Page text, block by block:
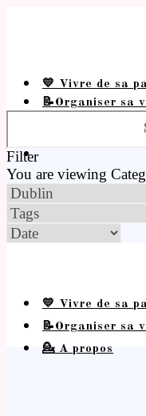
💛 Vivre de sa
📝Organiser sa
Filter
You are viewing
💛 Vivre de sa
📝Organiser sa
💁 A propos